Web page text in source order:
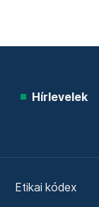
Hírlevelek
Etikai kódex